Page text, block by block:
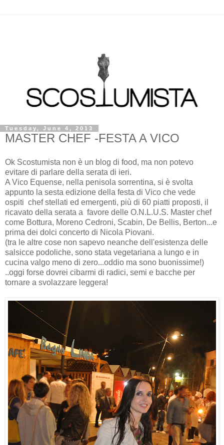
Tuesday, June 4, 2013
MASTER CHEF -FESTA A VICO
Ok Scostumista non è un blog di food, ma non potevo
evitare di parlare della serata di ieri.
A Vico Equense, nella penisola sorrentina, si è svolta
appunto la sesta edizione della festa di Vico che vede
ospiti chef stellati ed emergenti, più di 60 piatti proposti, il
ricavato della serata a favore delle O.N.L.U.S. Master chef
come Bottura, Moreno Cedroni, Scabin, De Bellis, Berton...e
prima dei dolci concerto di Nicola Piovani.
(tra le altre cose non sapevo neanche dell'esistenza delle
salsicce podoliche, sono stata vegetariana a lungo e in
cucina valgo meno di zero...oddio ma sono buonissime!)
..oggi forse dovrei cibarmi di radici, semi e bacche per
tornare a svolazzare leggera!